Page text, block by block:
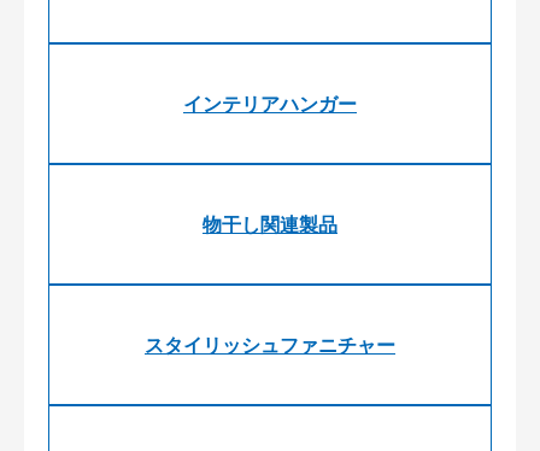
インテリアハンガー
物干し関連製品
スタイリッシュファニチャー